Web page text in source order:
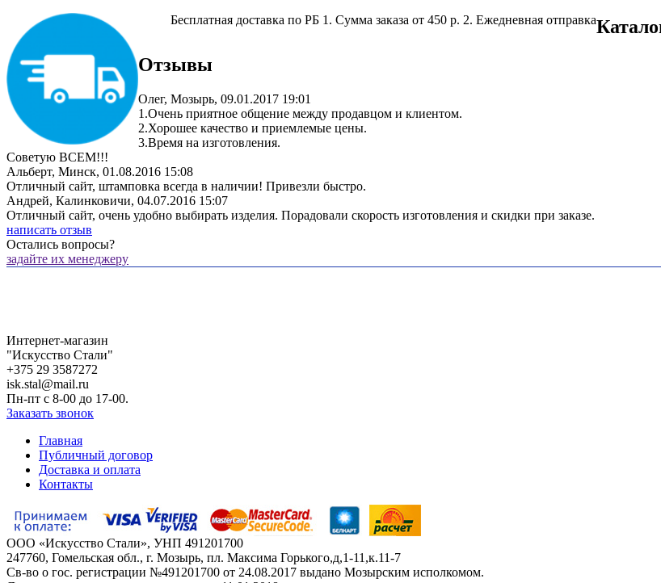
Бесплатная доставка по РБ 1. Сумма заказа от 450 р. 2. Ежедневная отправка
Отзывы
Олег, Мозырь, 09.01.2017 19:01
1.Очень приятное общение между продавцом и клиентом.
2.Хорошее качество и приемлемые цены.
3.Время на изготовления.
Советую ВСЕМ!!!
Альберт, Минск, 01.08.2016 15:08
Отличный сайт, штамповка всегда в наличии! Привезли быстро.
Андрей, Калинковичи, 04.07.2016 15:07
Отличный сайт, очень удобно выбирать изделия. Порадовали скорость изготовления и скидки при заказе.
написать отзыв
Остались вопросы?
задайте их менеджеру
Интернет-магазин
"Искусство Стали"
+375 29 3587272
isk.stal@mail.ru
Пн-пт c 8-00 до 17-00.
Заказать звонок
Главная
Публичный договор
Доставка и оплата
Контакты
ООО «Искусство Стали», УНП 491201700
247760, Гомельская обл., г. Мозырь, пл. Максима Горького,д,1-11,к.11-7
Св-во о гос. регистрации №491201700 от 24.08.2017 выдано Мозырским исполкомом.